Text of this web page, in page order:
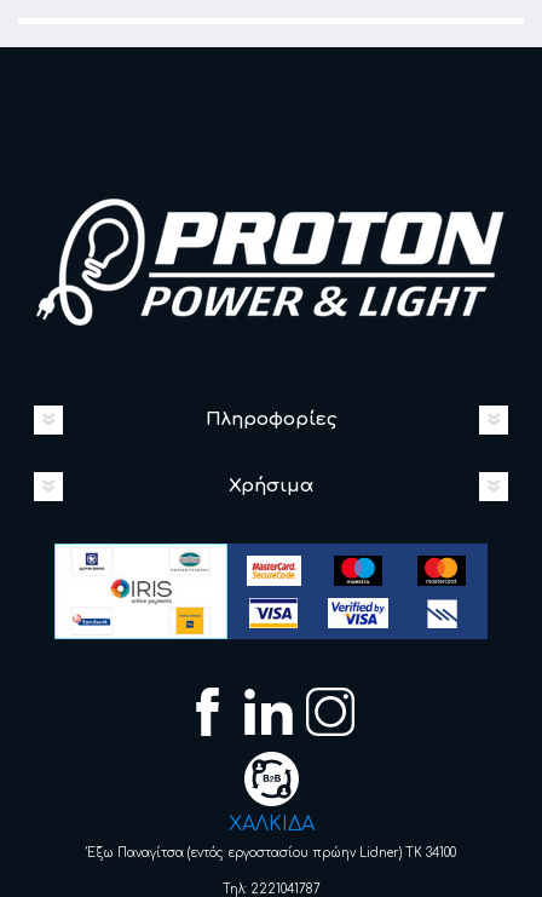
Πληροφορίες
Χρήσιμα
ΧΑΛΚΙΔΑ
Έξω Παναγίτσα (εντός εργοστασίου πρώην Lidner) ΤΚ 34100
Τηλ: 2221041787